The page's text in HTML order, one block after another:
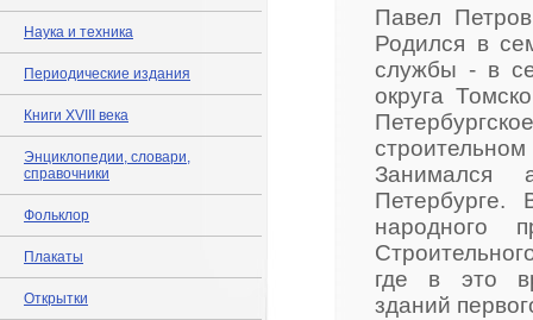
Наука и техника
Периодические издания
Книги XVIII века
Энциклопедии, словари,
справочники
Фольклор
Плакаты
Открытки
Павел
Родился в
службы - в
округа
Занимался
Петербурге.
народного
где в это
зданий